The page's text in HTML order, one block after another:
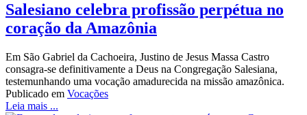
Salesiano celebra profissão perpétua no
coração da Amazônia
Em São Gabriel da Cachoeira, Justino de Jesus Massa Castro
consagra-se definitivamente a Deus na Congregação Salesiana,
testemunhando uma vocação amadurecida na missão amazônica.
Publicado em Vocações
Leia mais ...